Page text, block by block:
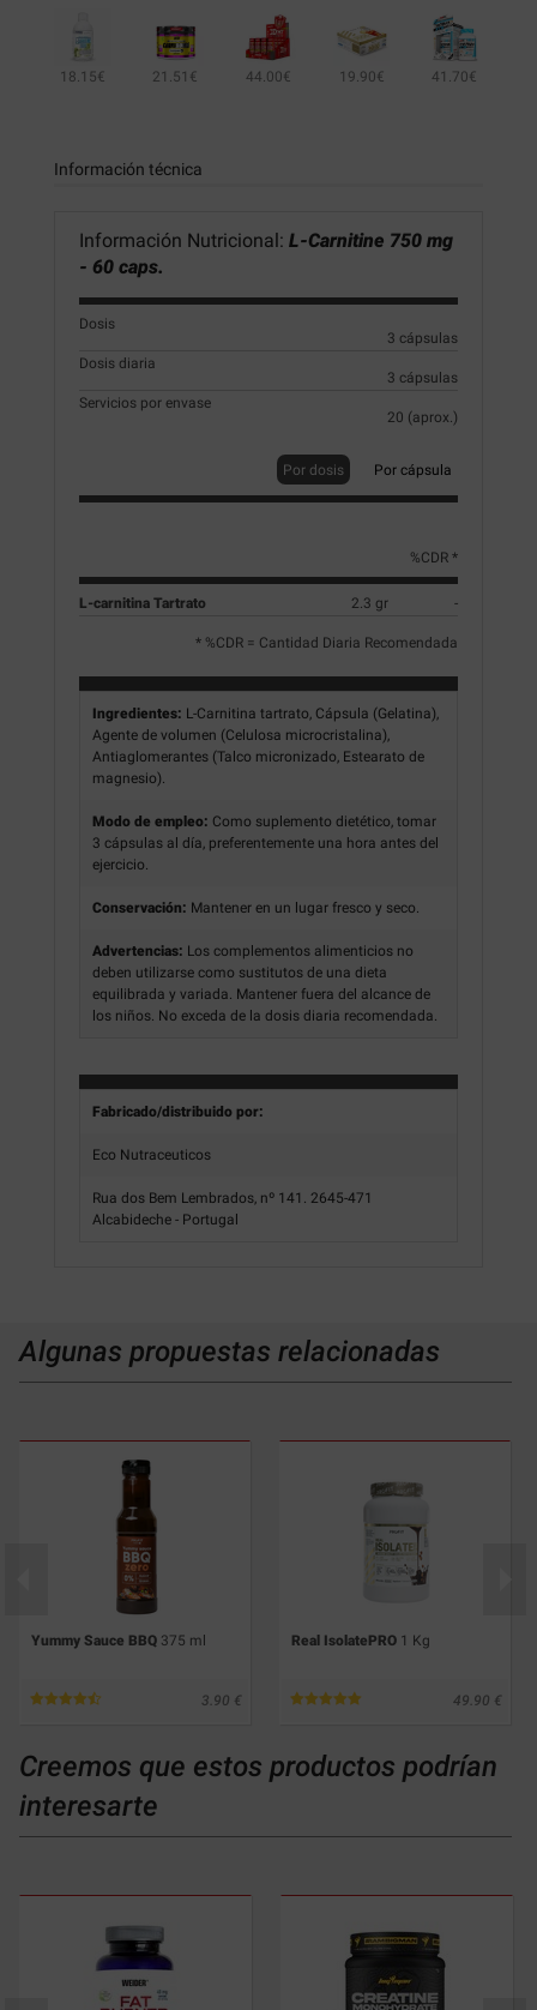
18.15€ 21.51€ 44.00€ 19.90€ 41.70€
Información técnica
Información Nutricional: L-Carnitine 750 mg
- 60 caps.
Dosis
3 cápsulas
Dosis diaria
3 cápsulas
Servicios por envase
20 (aprox.)
Por dosis Por cápsula
%CDR *
L-carnitina Tartrato 2.3 gr -
* %CDR = Cantidad Diaria Recomendada
Ingredientes: L-Carnitina tartrato, Cápsula (Gelatina),
Agente de volumen (Celulosa microcristalina),
Antiaglomerantes (Talco micronizado, Estearato de
magnesio).
Modo de empleo: Como suplemento dietético, tomar
3 cápsulas al día, preferentemente una hora antes del
ejercicio.
Conservación: Mantener en un lugar fresco y seco.
Advertencias: Los complementos alimenticios no
deben utilizarse como sustitutos de una dieta
equilibrada y variada. Mantener fuera del alcance de
los niños. No exceda de la dosis diaria recomendada.
Fabricado/distribuido por:
Eco Nutraceuticos
Rua dos Bem Lembrados, nº 141. 2645-471
Alcabideche - Portugal
Algunas propuestas relacionadas
Yummy Sauce BBQ 375 ml
3.90
Real IsolatePRO 1 Kg
49.90
Creemos que estos productos podrían
interesarte